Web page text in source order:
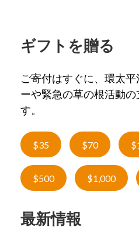
ギフトを贈る
ご寄付はすぐに、環太
ーや緊急の草の根活動
す。
$35 $70
$500 $1,000
最新情報